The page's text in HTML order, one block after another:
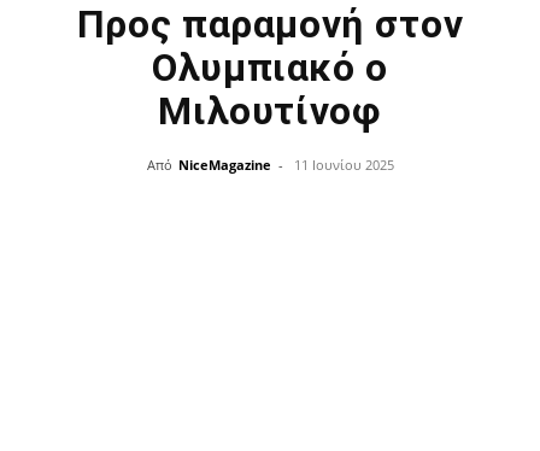
Προς παραμονή στον
Ολυμπιακό ο
Μιλουτίνοφ
Από NiceMagazine - 11 Ιουνίου 2025